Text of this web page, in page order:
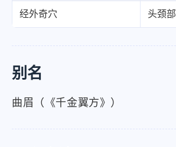
经外奇穴 头颈
别名
曲眉（《千金翼方》）